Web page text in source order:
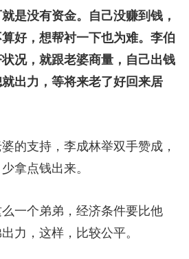
是没有资金。自己没赚到钱，
好，想帮衬一下也为难。李伯
况，就跟老婆商量，自己出钱
出力，等将来老了好回来居
的支持，李成林举双手赞成，
拿点钱出来。
一个弟弟，经济条件要比他
力，这样，比较公平。